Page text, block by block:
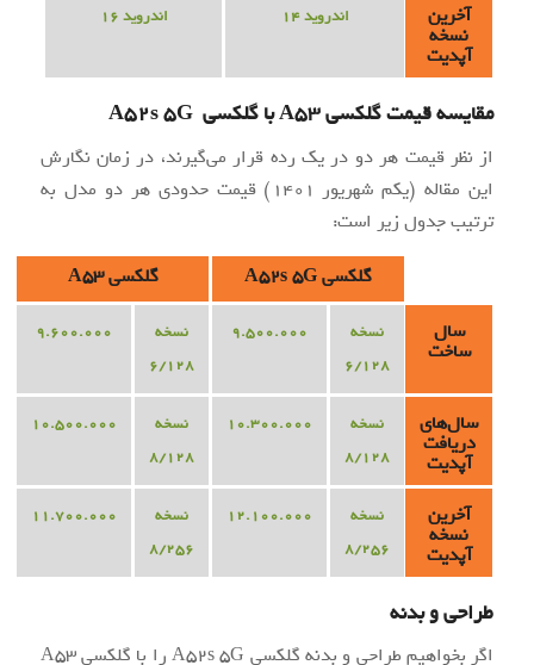
آخرین
نسخه
آپدیت
اندروید 14 اندروید 16
مقایسه قیمت گلکسی A53 با گلکسی A52s 5G
از نظر قیمت هر دو در یک رده قرار می‌گیرند، در زمان نگارش
این مقاله (یکم شهریور 1401) قیمت حدودی هر دو مدل به
ترتیب جدول زیر است:
گلکسی A52s 5G
گلکسی A53
سال
ساخت
نسخه
6/128
9.500.000
نسخه
6/128
9.600.000
سال‌های
دریافت
آپدیت
نسخه
8/128
10.300.000
نسخه
8/128
10.500.000
آخرین
نسخه
آپدیت
نسخه
8/256
12.100.000
نسخه
8/256
11.700.000
طراحی و بدنه
اگر بخواهیم طراحی و بدنه گلکسی A52s 5G را با گلکسی A53